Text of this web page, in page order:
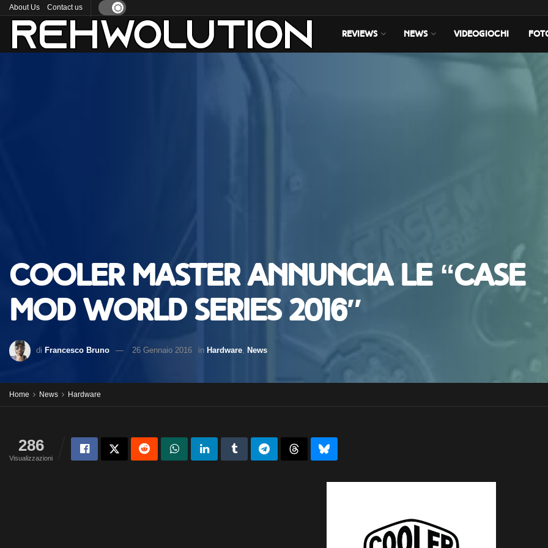
About Us Contact us
REVIEWS NEWS VIDEOGIOCHI
Cooler Master annuncia le “Case
Mod World Series 2016″
di Francesco Bruno 26 Gennaio 2016 in Hardware News
Home News Hardware
286
Visualizzazioni